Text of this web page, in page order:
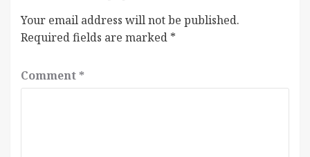
Your email address will not be published.
Required fields are marked *
Comment *